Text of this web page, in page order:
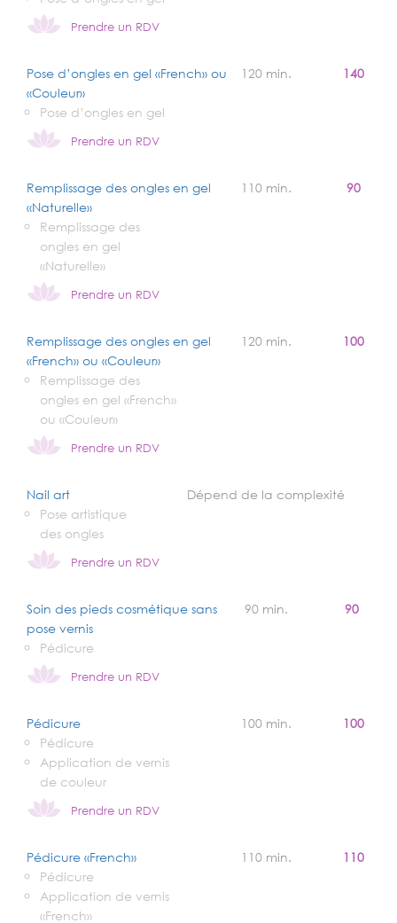
Prendre un RDV
Pose d’ongles en gel «French» ou
«Couleur»
Pose d’ongles en gel
Prendre un RDV
120 min. 140
Remplissage des ongles en gel
«Naturelle»
Remplissage des
ongles en gel
«Naturelle»
Prendre un RDV
110 min. 90
Remplissage des ongles en gel
«French» ou «Couleur»
Remplissage des
ongles en gel «French»
ou «Couleur»
Prendre un RDV
120 min. 100
Nail art
Pose artistique
des ongles
Prendre un RDV
Dépend de la complexité
Soin des pieds cosmétique sans
pose vernis
Pédicure
Prendre un RDV
90 min. 90
Pédicure
Pédicure
Application de vernis
de couleur
Prendre un RDV
100 min. 100
Pédicure «French»
Pédicure
Application de vernis
«French»
110 min. 110